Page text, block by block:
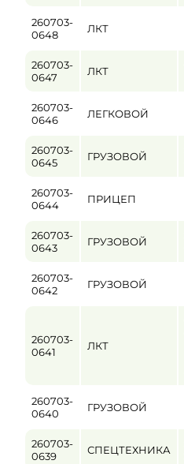
260703-
0648
ЛКТ
260703-
0647
ЛКТ
260703-
0646
ЛЕГКОВОЙ
260703-
0645
ГРУЗОВОЙ
260703-
0644
ПРИЦЕП
260703-
0643
ГРУЗОВОЙ
260703-
0642
ГРУЗОВОЙ
260703-
0641
ЛКТ
260703-
0640
ГРУЗОВОЙ
260703-
0639
СПЕЦТЕХНИКА